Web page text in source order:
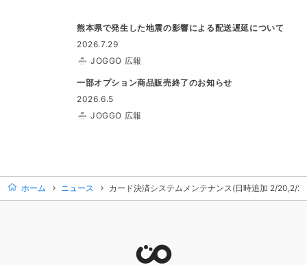
熊本県で発生した地震の影響による配送遅延について
2026.7.29
JOGGO 広報
一部オプション商品販売終了のお知らせ
2026.6.5
JOGGO 広報
ホーム ニュース カード決済システムメンテナンス(日時追加 2/20,2/